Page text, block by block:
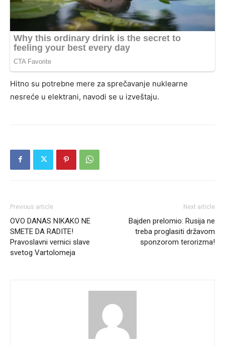
Hitno su potrebne mere za sprečavanje nuklearne
nesreće u elektrani, navodi se u izveštaju.
Previous article
OVO DANAS NIKAKO NE
SMETE DA RADITE!
Pravoslavni vernici slave
svetog Vartolomeja
Next article
Bajden prelomio: Rusija ne
treba proglasiti državom
sponzorom terorizma!